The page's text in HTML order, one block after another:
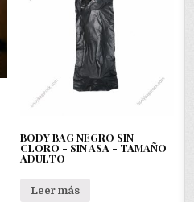
BODY BAG NEGRO SIN
CLORO - SIN ASA - TAMAÑO
ADULTO
Leer más